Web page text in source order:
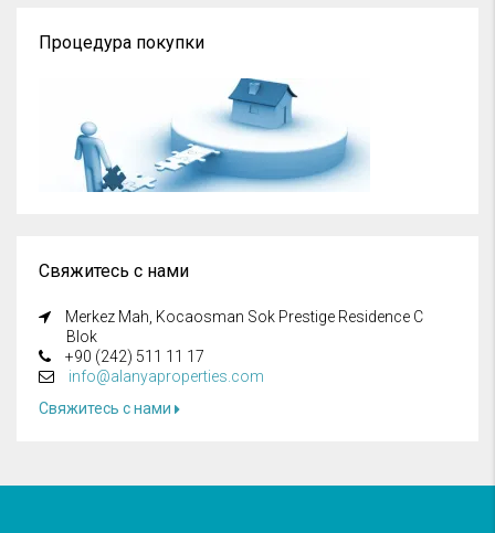
Процедура покупки
Свяжитесь с нами
Merkez Mah, Kocaosman Sok Prestige Residence C
Blok
+90 (242) 511 11 17
info@alanyaproperties.com
Свяжитесь с нами